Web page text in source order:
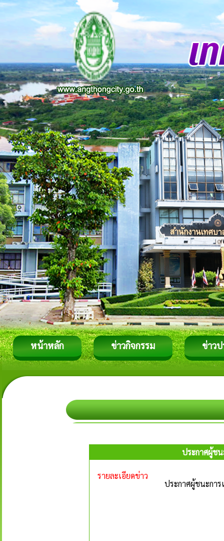
หน้าหลัก ข่าวกิจกรรม ข่าว
ประกาศผู้ชน
รายละเอียดข่าว
ประกาศผู้ชนะการ